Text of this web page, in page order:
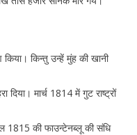
किन्तु उन्हें मुंह की खानी
मार्च 1814 में गुट राष्ट्रों
1815 की फाउन्टेनब्लू की संधि